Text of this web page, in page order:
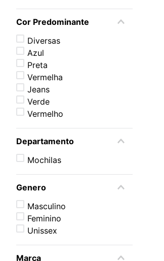
Cor Predominante
Diversas
Azul
Preta
Vermelha
Jeans
Verde
Vermelho
Departamento
Mochilas
Genero
Masculino
Feminino
Unissex
Marca